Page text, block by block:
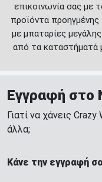
επικοινωνία σας με
προϊόντα
με μπαταρίες
από τα καταστήματά
Εγγραφή στο
Γιατί να χάνεις
άλλα;
Κάνε την εγγραφή